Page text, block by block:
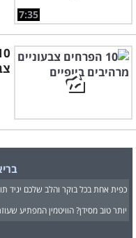
7:35
כפית אחת בכל בוקר והלב שלכם יגיד
יותר טוב מסידן? הוויטמין המפתיע